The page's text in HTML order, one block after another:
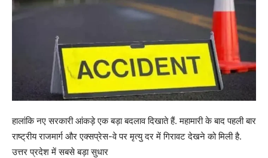
हालांकि नए सरकारी आंकड़े एक बड़ा बदलाव दिखाते हैं. महामारी के बाद पहली बार
राष्ट्रीय राजमार्ग और एक्सप्रेस-वे पर मृत्यु दर में गिरावट देखने को मिली है.
उत्तर प्रदेश में सबसे बड़ा सुधार